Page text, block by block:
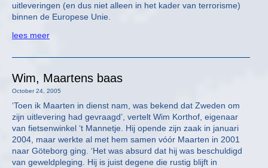
uitleveringen (en dus niet alleen in het kader van terrorisme)
binnen de Europese Unie.
lees meer
Wim, Maartens baas
October 24, 2005
‘Toen ik Maarten in dienst nam, was bekend dat Zweden om
zijn uitlevering had gevraagd’, vertelt Wim Korthof, eigenaar
van fietsenwinkel ‘t Mannetje. Hij opende zijn zaak in januari
2004, maar werkte al met hem samen vóór Maarten in 2001
naar Göteborg ging. ‘Het was absurd dat hij was beschuldigd
van geweldpleging. Hij is juist degene die rustig blijft in